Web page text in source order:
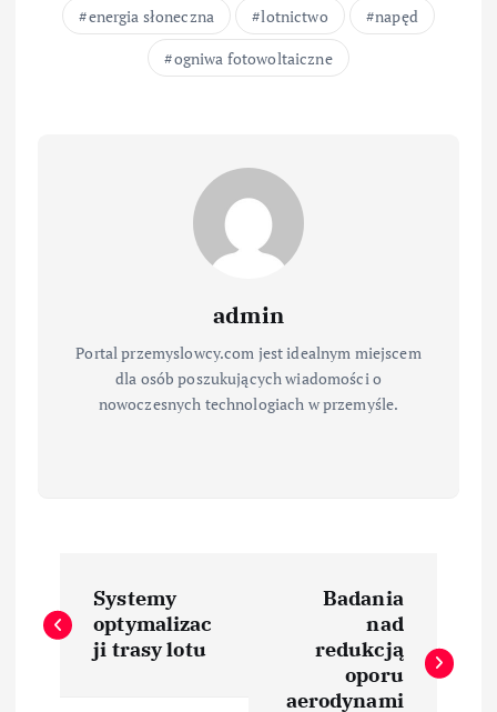
energia słoneczna
lotnictwo
napęd
ogniwa fotowoltaiczne
admin
Portal przemyslowcy.com jest idealnym miejscem
dla osób poszukujących wiadomości o
nowoczesnych technologiach w przemyśle.
a
Systemy
optymalizac
ji trasy lotu
Badania
nad
redukcją
oporu
aerodynami